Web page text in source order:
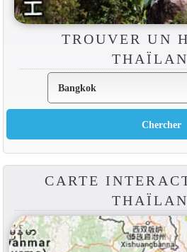
TROUVER UN
CARTE